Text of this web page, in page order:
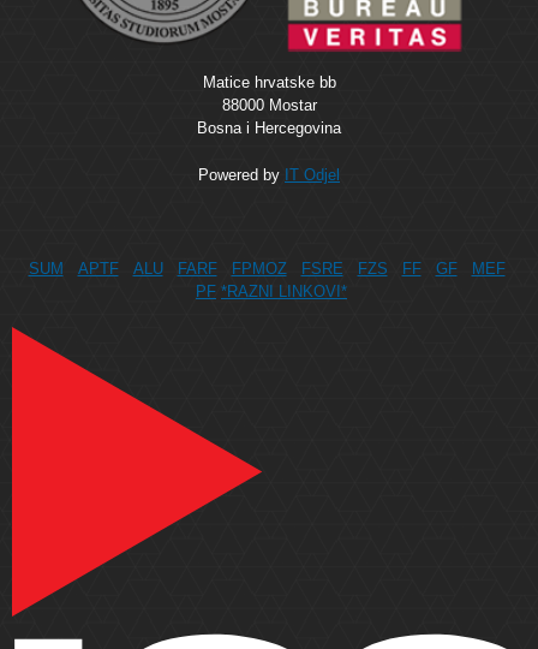
Matice hrvatske bb
88000 Mostar
Bosna i Hercegovina
Powered by IT Odjel
SUM APTF ALU FARF FPMOZ FSRE FZS FF GF
MEF
PF *RAZNI LINKOVI*